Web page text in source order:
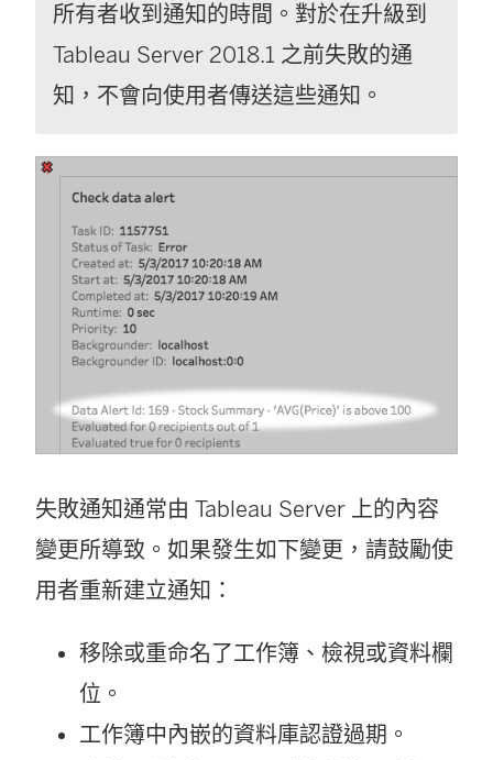
所有者收到通知的時間。 對於在升級到
Tableau Server 2018.1 之前失敗的通
知，不會向使用者傳送這些通知。
失敗通知通常由 Tableau Server 上的內容
變更所導致。如果發生如下變更，請鼓勵使
用者重新建立通知：
移除或重命名了工作簿、檢視或資料欄
位。
工作簿中內嵌的資料庫認證過期。